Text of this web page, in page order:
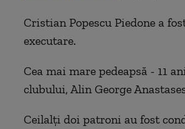
Cristian Popescu Piedone a
executare.
Cea mai mare pedeapsă - 11
clubului, Alin George
Ceilalți doi patroni au fost